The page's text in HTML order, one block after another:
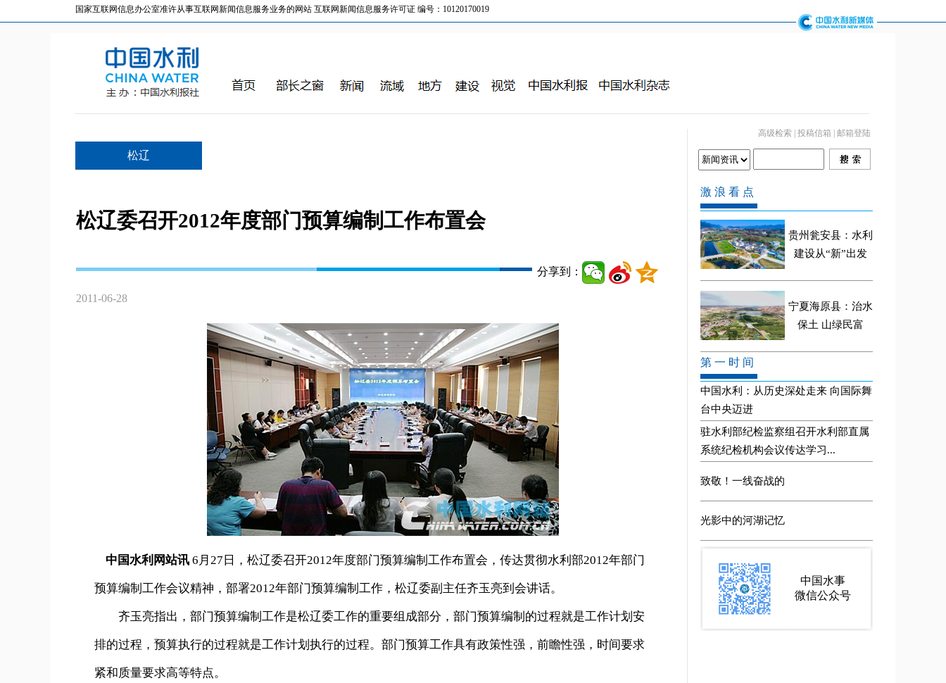
国家互联网信息办公室准许从事互联网新闻信息服务业务的网站 互联网新闻信息服务许可证 编号：10120170019
松辽
高级检索 投稿信箱 邮箱登陆
松辽委召开2012年度部门预算编制工作布置会
分享到：
2011-06-28
中国水利网站讯 6月27日，松辽委召开2012年度部门预算编制工作布置会，传达贯彻水利部2012年部门
预算编制工作会议精神，部署2012年部门预算编制工作，松辽委副主任齐玉亮到会讲话。
齐玉亮指出，部门预算编制工作是松辽委工作的重要组成部分，部门预算编制的过程就是工作计划安
排的过程，预算执行的过程就是工作计划执行的过程。部门预算工作具有政策性强，前瞻性强，时间要求
紧和质量要求高等特点。